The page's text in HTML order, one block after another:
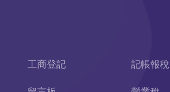
工商登記 記帳報稅